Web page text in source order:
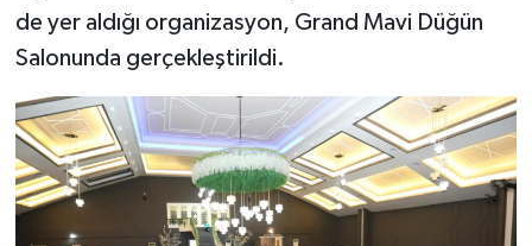
de yer aldığı organizasyon, Grand Mavi Düğün
Salonunda gerçekleştirildi.